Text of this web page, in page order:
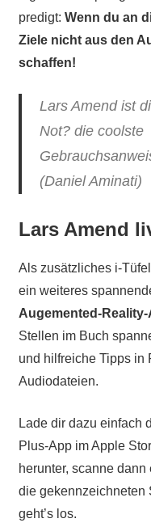
predigt: Wenn du an
Ziele nicht aus den
schaffen!
Lars Amend ist
Not? die coolste
(Daniel Aminati)
Lars Amend
Als zusätzliches i-
ein weiteres
Augemented-Reality-
Stellen im Buch
und hilfreiche Tipps in
Audiodateien.
Lade dir dazu einfach
Plus-App im Apple
herunter, scanne
die gekennzeichneten
geht’s los.